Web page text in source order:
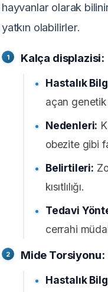
hayvanlar olarak
yatkın olabilirler.
Kalça displazisi:
Hastalık
açan
Nedenleri:
obezite gibi
Belirtileri:
kısıtlılığı.
Tedavi
cerrahi
Mide Torsiyonu:
Hastalık